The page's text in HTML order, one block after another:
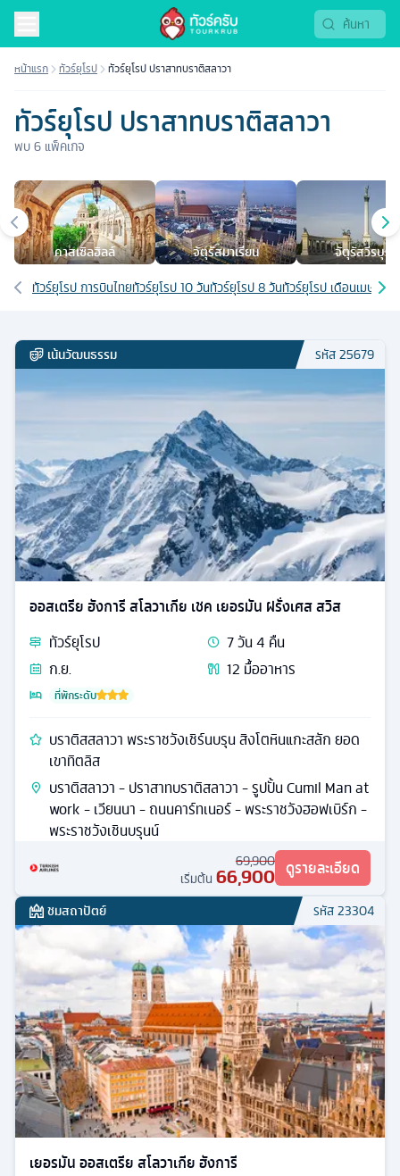
หน้าแรก ทัวร์ยุโรป ทัวร์ยุโรป ปราสาทบราติสลาวา
ทัวร์ยุโรป ปราสาทบราติสลาวา
พบ6 แพ็คเกจ
เมืองยอดนิยม
คาสเซิลฮิลล์ จัตุรัสมาเรียน จัตุรัสวีรบุรุษ
เส้นทางที่เกี่ยวข้อง
ทัวร์ยุโรป การบินไทยทัวร์ยุโรป 10 วันทัวร์ยุโรป 8 วันทัวร์ยุโรป เดือนเมษายน
เน้นวัฒนธรรม รหัส25679
ออสเตรีย ฮังการี สโลวาเกีย เชค เยอรมัน ฝรั่งเศส สวิส
ทัวร์ยุโรป 7วัน4 คืน
ก.ย.
12 มื้ออาหาร
ที่พักระดับ
บราติสสลาวา พระราชวังเชิร์นบรุน สิงโตหินแกะสลัก ยอด
เขาทิตลิส
บราติสลาวา - ปราสาทบราติสลาวา - รูปปั้น Cumil Man at
work - เวียนนา - ถนนคาร์ทเนอร์ - พระราชวังฮอฟเบิร์ก -
พระราชวังเชินบรุนน์
69,900
เริ่มต้น 66,900 ดูรายละเอียด
ชมสถาปัตย์ รหัส23304
เยอรมัน ออสเตรีย สโลวาเกีย ฮังการี